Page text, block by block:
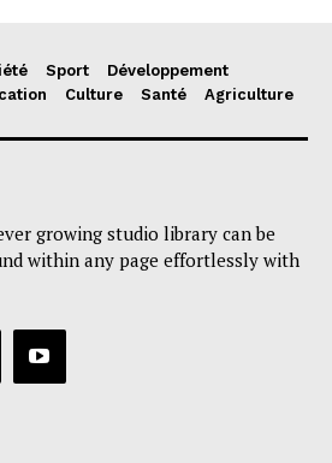
Sport
Développement
Culture Santé Agriculture
growing studio library can be
within any page effortlessly with